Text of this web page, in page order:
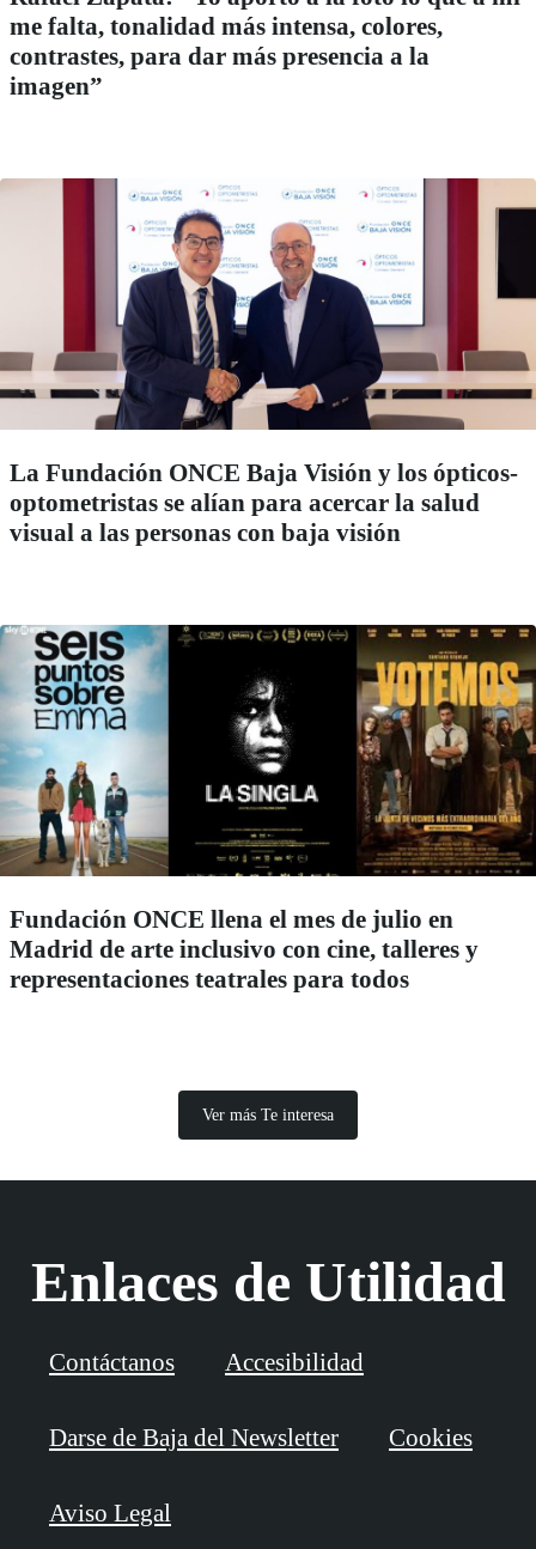
me falta, tonalidad más intensa, colores,
contrastes, para dar más presencia a la
imagen”
La Fundación ONCE Baja Visión y los ópticos-
optometristas se alían para acercar la salud
visual a las personas con baja visión
Fundación ONCE llena el mes de julio en
Madrid de arte inclusivo con cine, talleres y
representaciones teatrales para todos
Ver más Te interesa
Enlaces de Utilidad
Contáctanos Accesibilidad
Darse de Baja del Newsletter Cookies
Aviso Legal